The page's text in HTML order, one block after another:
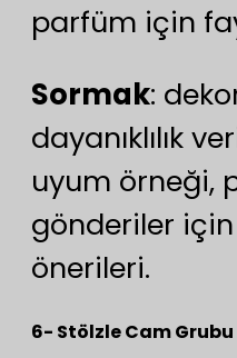
parfüm için
Sormak:
dayanıklılık
uyum örneği,
gönderiler
önerileri.
6- Stölzle Cam Grubu